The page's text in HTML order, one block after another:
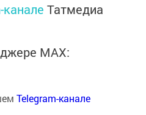
канале Татмедиа
MАХ:
Telegram-канале